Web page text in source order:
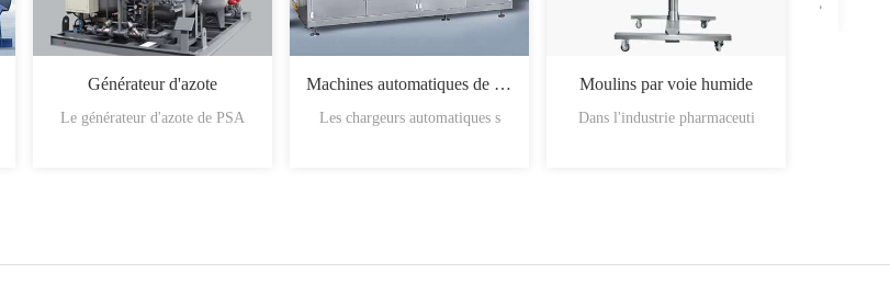
Générateur d'azote
Le générateur d'azote de PSA
Machines automatiques de chargement des boîtes
Les chargeurs automatiques s
Moulins par voie humide
Dans l'industrie pharmaceuti